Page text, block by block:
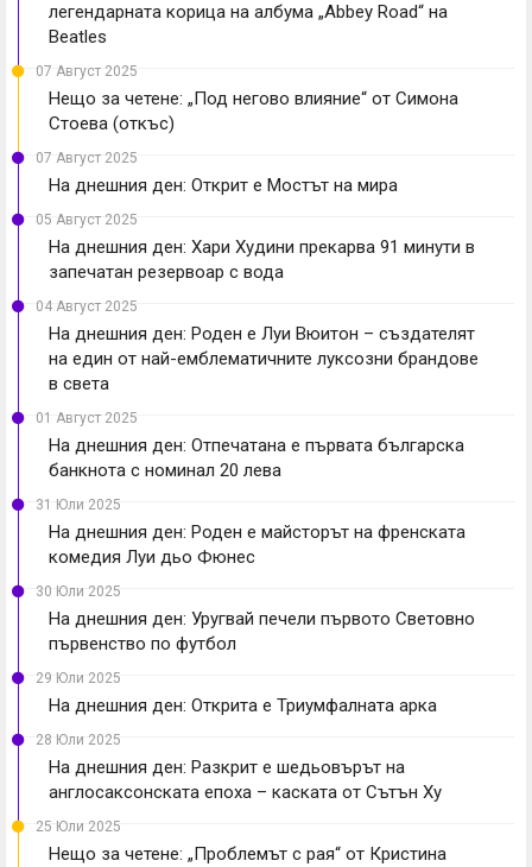
легендарната корица на албума „Abbey Road“ на
Beatles
07 Август 2025
Нещо за четене: „Под негово влияние“ от Симона
Стоева (откъс)
07 Август 2025
На днешния ден: Открит е Мостът на мира
05 Август 2025
На днешния ден: Хари Худини прекарва 91 минути в
запечатан резервоар с вода
04 Август 2025
На днешния ден: Роден е Луи Вюитон – създателят
на един от най-емблематичните луксозни брандове
в света
01 Август 2025
На днешния ден: Отпечатана е първата българска
банкнота с номинал 20 лева
31 Юли 2025
На днешния ден: Роден е майсторът на френската
комедия Луи дьо Фюнес
30 Юли 2025
На днешния ден: Уругвай печели първото Световно
първенство по футбол
29 Юли 2025
На днешния ден: Открита е Триумфалната арка
28 Юли 2025
На днешния ден: Разкрит е шедьовърът на
англосаксонската епоха – каската от Сътън Ху
25 Юли 2025
Нещо за четене: „Проблемът с рая“ от Кристина